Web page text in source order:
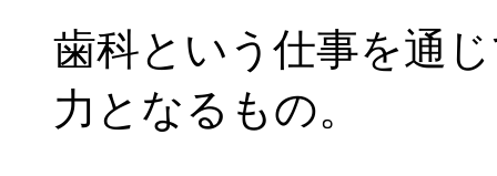
歯科という仕事を通
力となるもの。